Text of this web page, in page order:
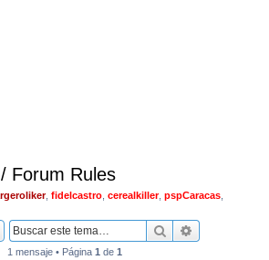
Forum Rules
, fidelcastro cerealkiller, pspCaracas
Buscar
1 mensaje • Página 1 de 1